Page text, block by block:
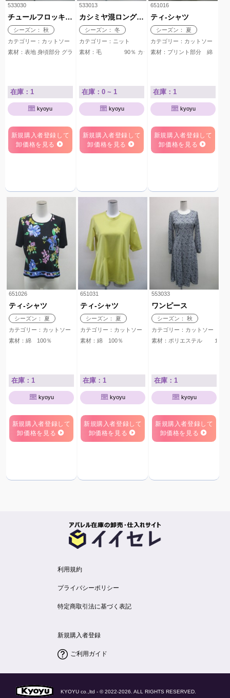
533030
チュールフロッキーオパールワンピース
シーズン： 秋
カテゴリー：カットソー
素材：表地 身頃部分 グランド ポリエステル 100％ フロ
在庫：1
kyoyu
新規購入者登録して
卸価格を見る
533013
カシミヤ混ロングベスト
シーズン： 冬
カテゴリー：ニット
素材：毛 90％ カシミヤ 10％
在庫：0 ~ 1
kyoyu
新規購入者登録して
卸価格を見る
651016
ティ-シャツ
シーズン： 夏
カテゴリー：カットソー
素材：プリント部分 綿
在庫：1
kyoyu
新規購入者登録して
卸価格を見る
651026
ティ-シャツ
シーズン： 夏
カテゴリー：カットソー
素材：綿 100％
在庫：1
kyoyu
新規購入者登録して
卸価格を見る
651031
ティ-シャツ
シーズン： 夏
カテゴリー：カットソー
素材：綿 100％
在庫：1
kyoyu
新規購入者登録して
卸価格を見る
553033
ワンピース
シーズン： 秋
カテゴリー：カットソー
素材：ポリエステル １０
在庫：1
kyoyu
新規購入者登録して
卸価格を見る
利用規約
プライバシーポリシー
特定商取引法に基づく表記
新規購入者登録
ご利用ガイド
KYOYU co.,ltd - © 2022-2026. ALL RIGHTS RESERVED.